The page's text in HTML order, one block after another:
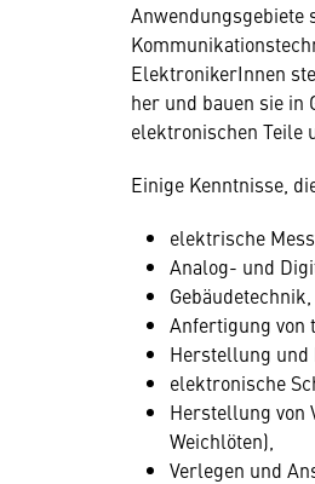
Anwendungsgebiete
ElektronikerInnen
her und bauen sie in
elektronischen Teile
Einige Kenntnisse,
elektrische
Analog- und
Anfertigung von
Herstellung und
elektronische
Herstellung von
Weichlöten),
Verlegen und